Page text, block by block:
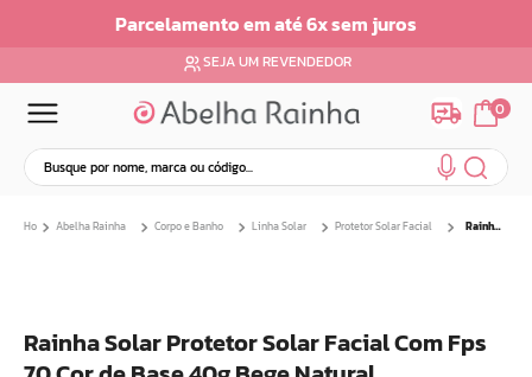
Parcelamento em ate 6x sem Juros
SEJA UM REVENDEDOR
0
Busque por nome, marca ou código...
Abelha Rainha Corpo e Banho Linha Solar Protetor Solar Facial Rainha Solar Protetor Solar Facial Com Fps 70 Cor de Base 40g Bege Natural
Rainha Solar Protetor Solar Facial Com Fps
4º
bom medico